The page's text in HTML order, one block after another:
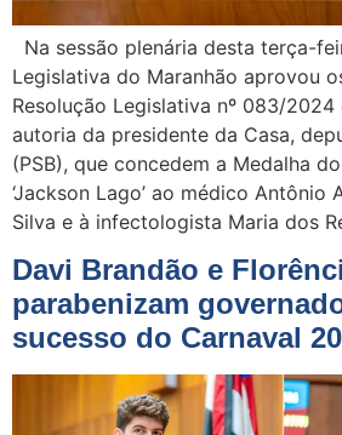
Na sessão plenária desta terça-
Legislativa do Maranhão aprovou
Resolução Legislativa nº 083/
autoria da presidente da Casa,
(PSB), que concedem a Medalha
‘Jackson Lago’ ao médico Antônio
Silva e à infectologista Maria dos
Davi Brandão e
parabenizam
sucesso do Carnaval